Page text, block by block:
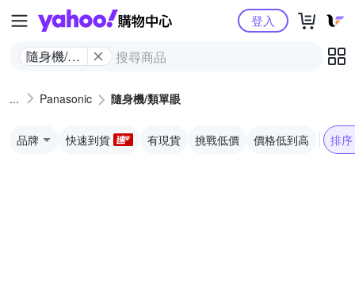
Yahoo購物中心
隨身機/類
登入
Panasonic 隨身機/類單眼
品牌 快速到貨 有現貨 挑戰低價 價格低到高 排序